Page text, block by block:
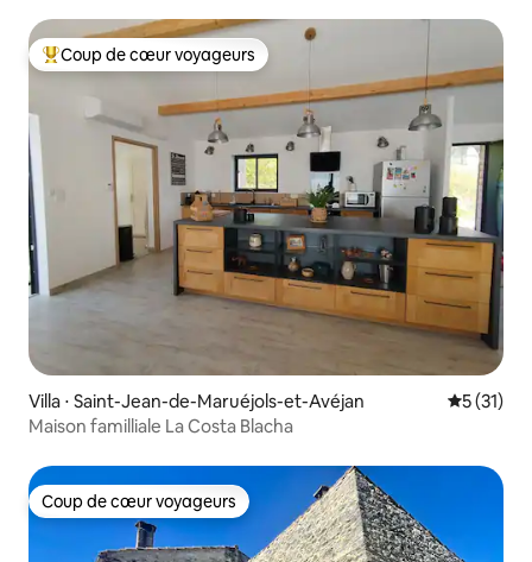
Coups de cœur voyageurs les plus appréciés
Coup de cœur voyageurs
Villa ⋅ Saint-Jean-de-Maruéjols-et-Avéjan
5 (31)
Maison familliale La Costa Blacha
Coup de cœur voyageurs
Coup de cœur voyageurs